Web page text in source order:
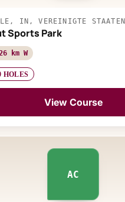
IN, VEREINIGTE STAATEN
Sports Park
km W
HOLES
View Course
AC